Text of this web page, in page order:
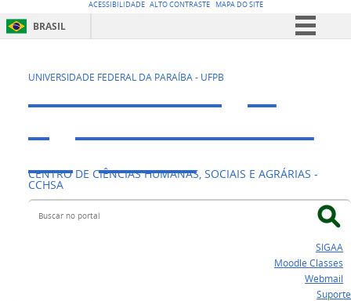
ACESSIBILIDADE ALTO CONTRASTE MAPA DO SITE
BRASIL
Comunica BR
Participe
Canais
UNIVERSIDADE FEDERAL DA PARAÍBA - UFPB
CAVN - Colégio
Agrícola Vidal de
Negreiros
CENTRO DE CIÊNCIAS HUMANAS, SOCIAIS E AGRÁRIAS -
CCHSA
Buscar no portal
SIGAA
Moodle Classes
Webmail
Suporte